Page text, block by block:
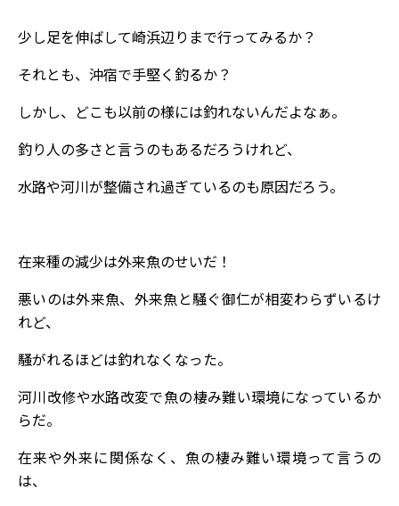
少し足を伸ばして崎浜辺りまで行ってみるか？
それとも、沖宿で手堅く釣るか？
しかし、どこも以前の様には釣れないんだよなぁ。
釣り人の多さと言うのもあるだろうけれど、
水路や河川が整備され過ぎているのも原因だろう。
在来種の減少は外来魚のせいだ！
悪いのは外来魚、外来魚と騒ぐ御仁が相変わらずいるけ
れど、
騒がれるほどは釣れなくなった。
河川改修や水路改変で魚の棲み難い環境になっているか
らだ。
在来や外来に関係なく、魚の棲み難い環境って言うの
は、